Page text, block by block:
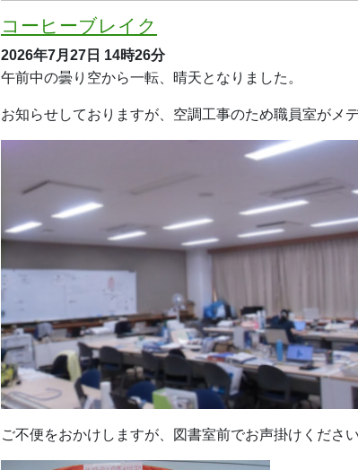
コーヒーブレイク
2026年7月27日 14時26分
午前中の曇り空から一転、晴天となりました。
お知らせしておりますが、空調工事のため職員室がメ
ご不便をおかけしますが、図書室前でお声掛けくださ